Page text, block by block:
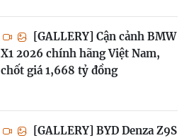
[GALLERY] Cận cảnh BMW
X1 2026 chính hãng Việt Nam,
chốt giá 1,668 tỷ đồng
[GALLERY] BYD Denza Z9S